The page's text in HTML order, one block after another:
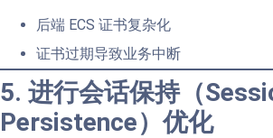
后端 ECS 证书复杂化
证书过期导致业务中断
5. 进行会话保持（
Persistence）优化